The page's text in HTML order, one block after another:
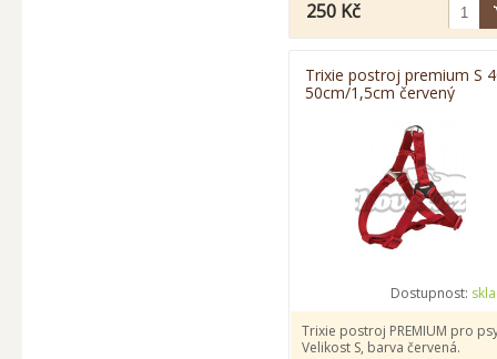
250 Kč
Trixie postroj premium S
50cm/1,5cm červený
Dostupnost:
Trixie postroj PREMIUM pro
Velikost S, barva červená.